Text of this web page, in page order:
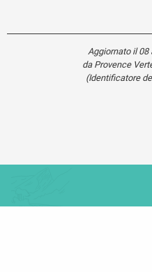
Aggiornato il 08
da Provence
(Identificatore